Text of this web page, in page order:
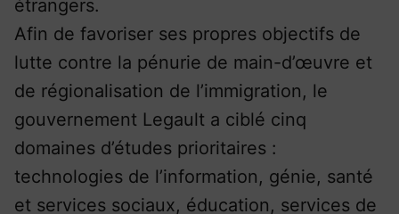
étrangers.
Afin de favoriser ses propres objectifs de
lutte contre la pénurie de main-d’œuvre et
de régionalisation de l’immigration, le
gouvernement Legault a ciblé cinq
domaines d’études prioritaires :
technologies de l’information, génie, santé
et services sociaux, éducation, services de